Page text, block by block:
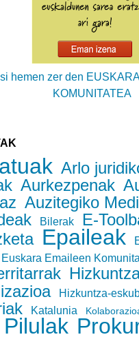
hemen zer den
KOMUNITATEA
Arlo
Aurkezpenak
Auzitegiko
Bilerak
E-
Epaileak
Euskara Emaileen
Hizkuntza-
Katalunia
Pilulak